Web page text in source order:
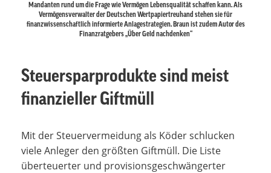
Mandanten rund um die Frage wie Vermögen Lebensqualität schaffen kann. Als
Vermögensverwalter der Deutschen Wertpapiertreuhand stehen sie für
finanzwissenschaftlich informierte Anlagestrategien. Braun ist zudem Autor des
Finanzratgebers „Über Geld nachdenken“
Steuersparprodukte sind meist
finanzieller Giftmüll
Mit der Steuervermeidung als Köder schlucken
viele Anleger den größten Giftmüll. Die Liste
überteuerter und provisionsgeschwängerter